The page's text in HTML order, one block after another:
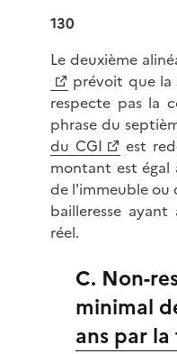
130
Le deuxième
prévoit que la
respecte pas la
phrase du
du CGI
est
montant est égal
de l'immeuble ou
bailleresse
réel.
C. Non-
minimal
ans par